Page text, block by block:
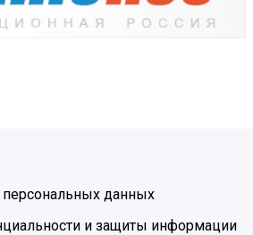
данных
и защиты информации